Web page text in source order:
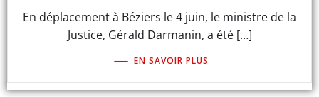
En déplacement à Béziers le 4 juin, le ministre de la
Justice, Gérald Darmanin, a été […]
EN SAVOIR PLUS